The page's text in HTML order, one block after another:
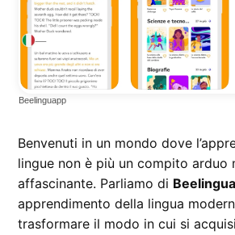
Beelinguapp
Benvenuti in un mondo dove
lingue non è più un compito arduo
affascinante. Parliamo di
apprendimento della lingua
trasformare il modo in cui si